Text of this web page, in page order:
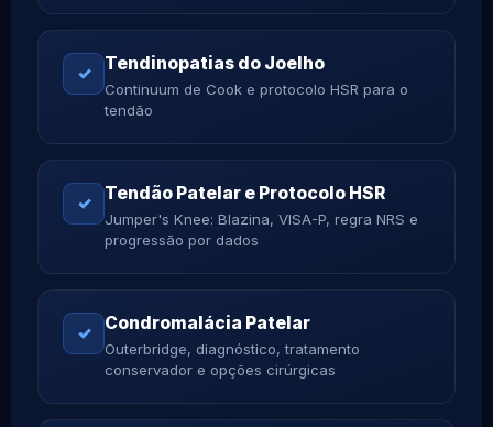
✓ Tendinopatias do Joelho
Continuum de Cook e protocolo HSR para o
tendão
✓ Tendão Patelar e Protocolo HSR
Jumper's Knee: Blazina, VISA-P, regra NRS e
progressão por dados
✓ Condromalácia Patelar
Outerbridge, diagnóstico, tratamento
conservador e opções cirúrgicas